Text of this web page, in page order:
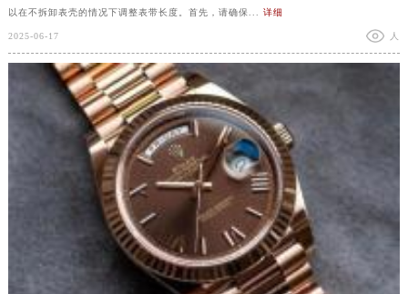
以在不拆卸表壳的情况下调整表带长度。首先，请确保... 详细
2025-06-17 人